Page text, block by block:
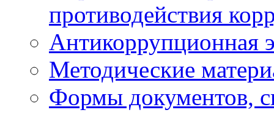
противодействия
Антикоррупционная
Методические
Формы документов,